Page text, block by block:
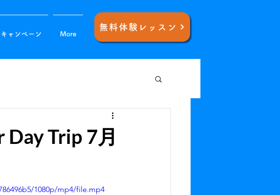
ャンペーン More
無料体験レッスン
Trip 7月
1080p/mp4/file.mp4